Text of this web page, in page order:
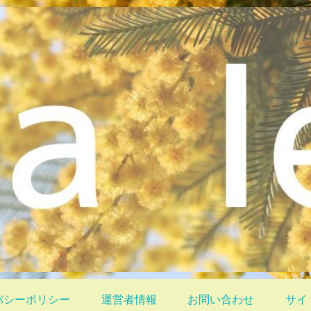
シーポリシー 運営者情報 お問い合わせ サイ